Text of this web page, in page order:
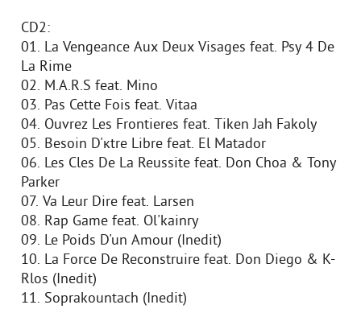
CD2:
01. La Vengeance Aux Deux Visages feat. Psy 4 De
La Rime
02. M.A.R.S feat. Mino
03. Pas Cette Fois feat. Vitaa
04. Ouvrez Les Frontieres feat. Tiken Jah Fakoly
05. Besoin D'кtre Libre feat. El Matador
06. Les Cles De La Reussite feat. Don Choa & Tony
Parker
07. Va Leur Dire feat. Larsen
08. Rap Game feat. Ol'kainry
09. Le Poids D'un Amour (Inedit)
10. La Force De Reconstruire feat. Don Diego & K-
Rlos (Inedit)
11. Soprakountach (Inedit)